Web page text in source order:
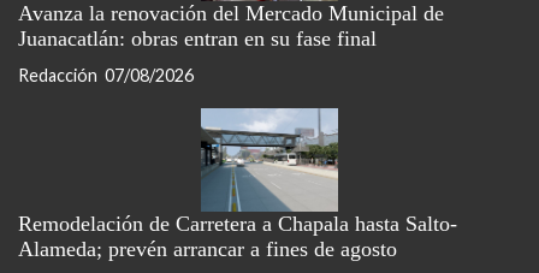
Avanza la renovación del Mercado Municipal de
Juanacatlán: obras entran en su fase final
Redacción 07/08/2026
Remodelación de Carretera a Chapala hasta Salto-
Alameda; prevén arrancar a fines de agosto